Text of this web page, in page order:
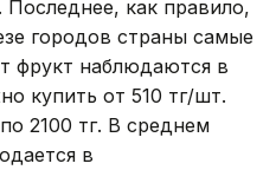
как правило,
городов страны самые
фрукт наблюдаются в
купить от 510 тг/шт.
2100 тг. В среднем
в